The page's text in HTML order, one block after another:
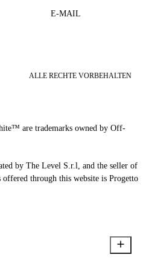
E-MAIL
ALLE RECHTE VORBEHALTEN
are trademarks owned by Off-
by The Level S.r.l, and the seller of
through this website is Progetto